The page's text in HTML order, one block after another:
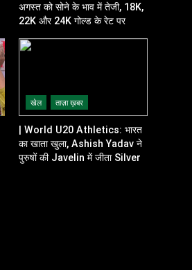
अगस्त को सोने के भाव में तेजी, 18K,
22K और 24K गोल्ड के रेट पर
खेल ताज़ा ख़बर
| World U20 Athletics: भारत
का खाता खुला, Ashish Yadav ने
पुरुषों की Javelin में जीता Silver